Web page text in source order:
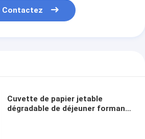
Contactez
Cuvette de papier jetable
dégradable de déjeuner formant